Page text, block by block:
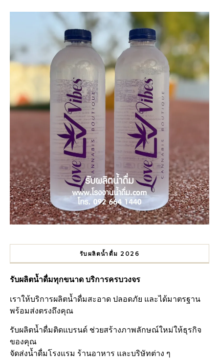
รับผลิตน้ำดื่ม 2026
รับผลิตน้ำดื่มทุกขนาด บริการครบวงจร
เราให้บริการผลิตน้ำดื่มสะอาด ปลอดภัย และได้มาตรฐาน
พร้อมส่งตรงถึงคุณ
รับผลิตน้ำดื่มติดแบรนด์ ช่วยสร้างภาพลักษณ์ใหม่ให้ธุรกิจ
ของคุณ
จัดส่งน้ำดื่มโรงแรม ร้านอาหาร และบริษัทต่าง ๆ